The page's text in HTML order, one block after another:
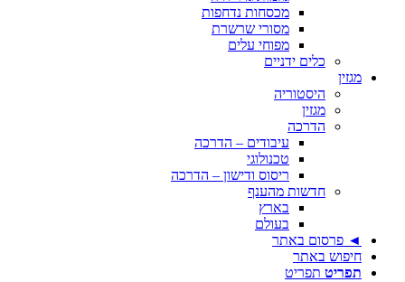
מכסחות נדחפות
מסורי שרשרת
מפוחי עלים
כלים ידניים
מגזין
היסטוריה
מגזין
הדרכה
עיבודים – הדרכה
טכנולוגי
ריסוס ודישון – הדרכה
חדשות מהענף
בארץ
בעולם
◄ פרסום באתר
חיפוש באתר
תפריט תפריט